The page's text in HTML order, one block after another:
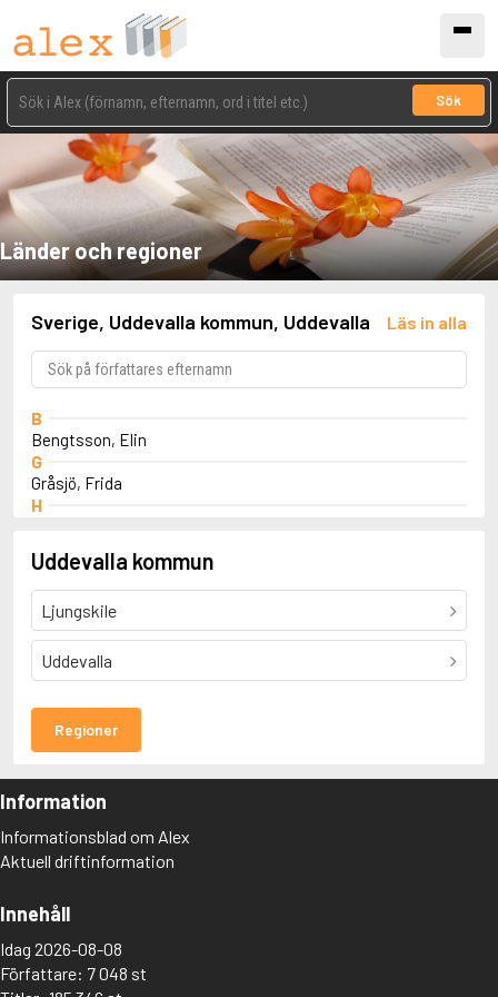
Sök
Länder och regioner
Sverige, Uddevalla kommun, Uddevalla Läs in alla
B
Bengtsson, Elin
G
Gråsjö, Frida
H
K
Karlin, Björn
Kolmisoppi, Mats
M
Mattson, Olle
Oterdahl, Jeanna
Sandberg, Torsten
T
Uddevalla kommun
Ljungskile
Uddevalla
Regioner
Information
Informationsblad om Alex
Aktuell driftinformation
Innehåll
Idag 2026-08-08
Författare: 7 048 st